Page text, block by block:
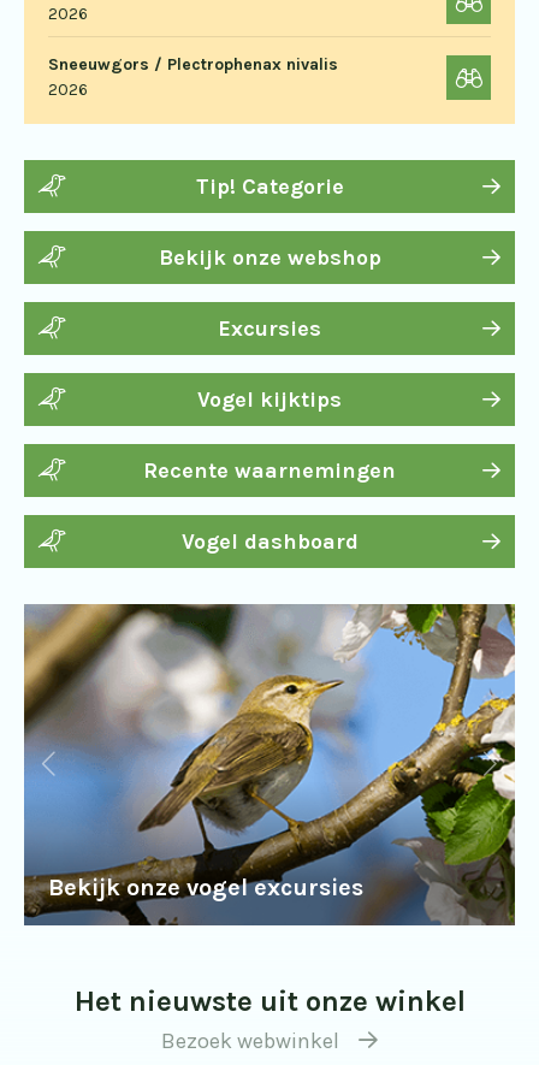
2026
Sneeuwgors / Plectrophenax nivalis
2026
Tip! Categorie
Bekijk onze webshop
Excursies
Vogel kijktips
Recente waarnemingen
Vogel dashboard
Bekijk onze vogel excursies
Het nieuwste uit onze winkel
Bezoek webwinkel